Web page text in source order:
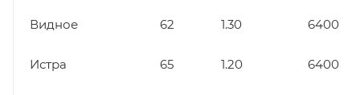
Видное 62 1.30 6400
Истра 65 1.20 6400